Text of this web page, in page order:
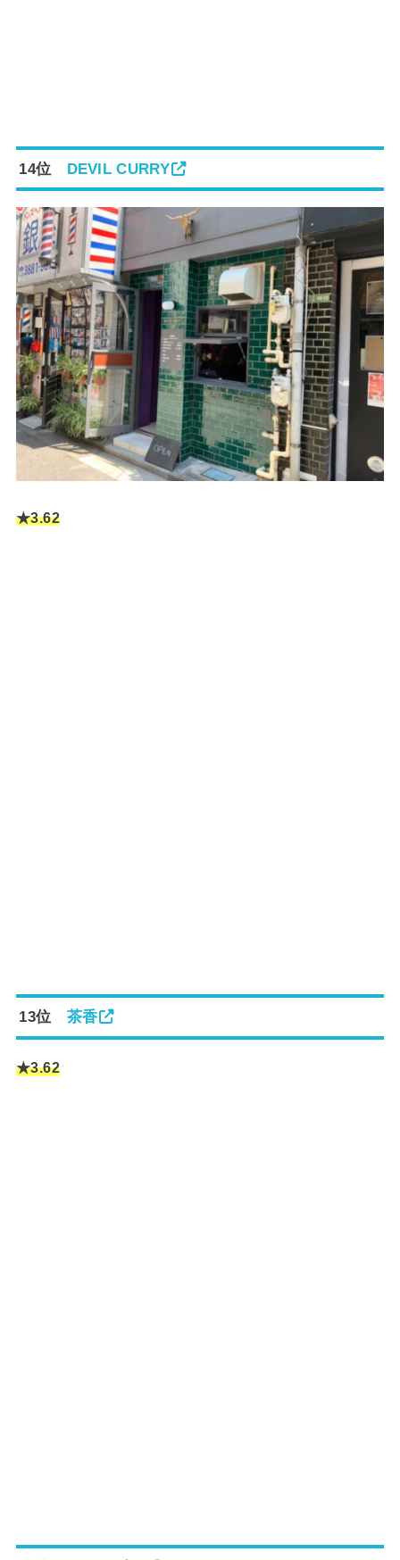
14位 DEVIL CURRY
★3.62
13位 茶香
★3.62